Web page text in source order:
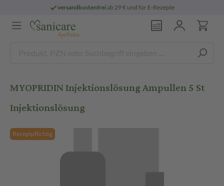
versandkostenfreiab 29 € und für E-Rezepte
MYOPRIDIN Injektionslösung Ampullen 5 St
Injektionslösung
Rezeptpflichtig